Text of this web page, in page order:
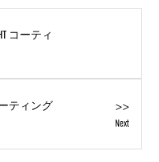
コーティ
>>
Next
ティング